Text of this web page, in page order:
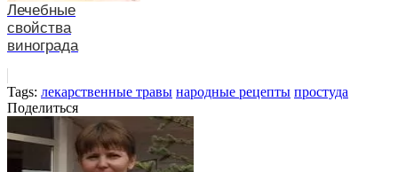
Лечебные
свойства
винограда
Tags: лекарственные травы народные рецепты простуда
Поделиться